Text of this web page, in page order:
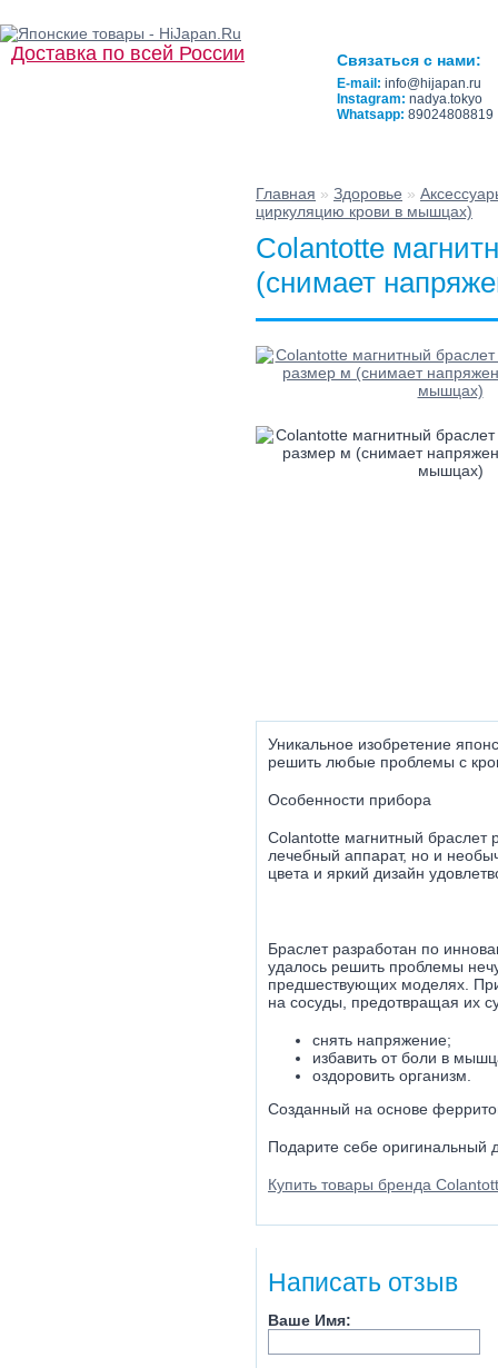
Доставка по всей России Связаться с нами:
E-mail: info@hijapan.ru
Instagram: nadya.tokyo
Whatsapp: 89024808819
Главная » Здоровье »
циркуляцию крови в мышцах)
Colantotte
(снимает
Уникальное изобретение
решить любые проблемы с
Особенности прибора
Colantotte магнитный браслет
лечебный аппарат, но и
цвета и яркий дизайн
Браслет разработан по
удалось решить проблемы
предшествующих моделях.
на сосуды, предотвращая их
снять напряжение;
избавить от боли в
оздоровить организм.
Созданный на основе
Подарите себе оригинальный
Купить товары бренда
Написать отзыв
Ваше Имя: